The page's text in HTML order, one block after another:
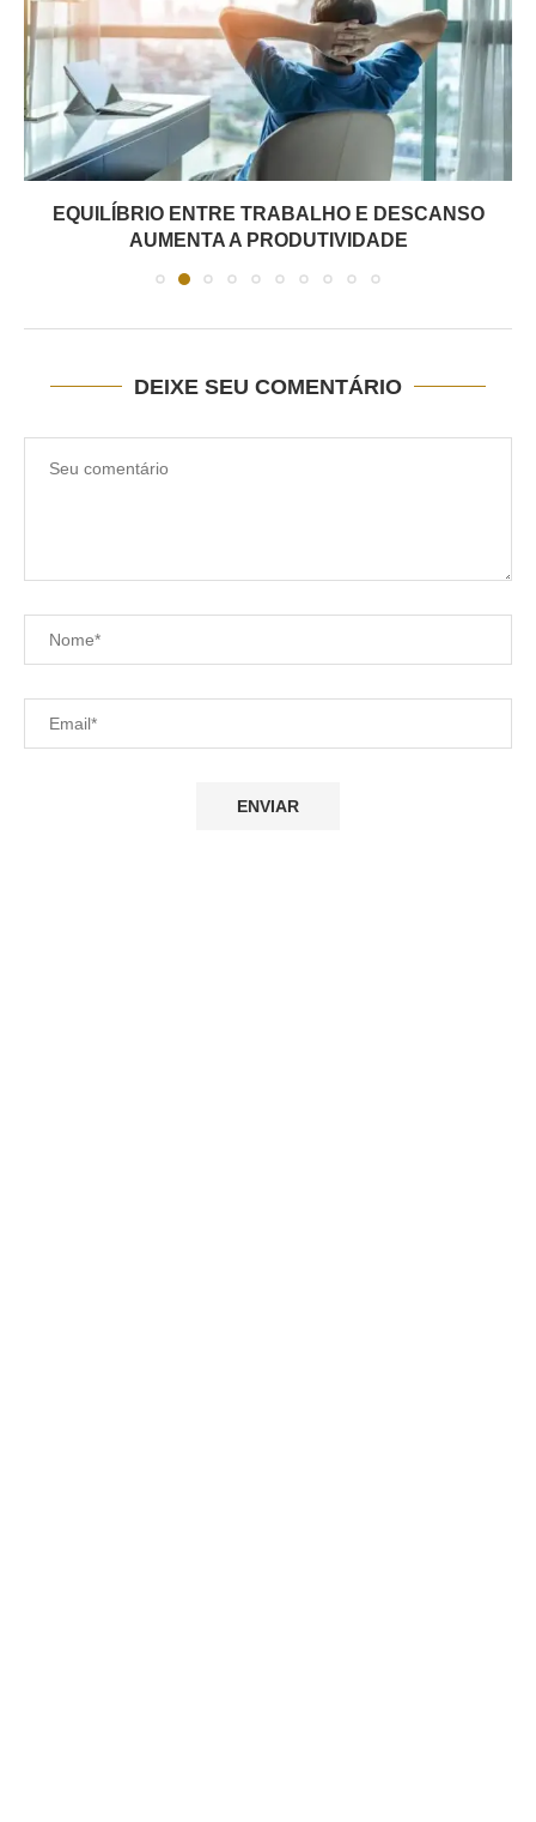
EQUILÍBRIO ENTRE TRABALHO E DESCANSO
AUMENTA A PRODUTIVIDADE
DEIXE SEU COMENTÁRIO